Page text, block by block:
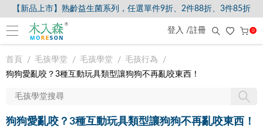
【新品上市】熟齡益生菌系列，任選單件9折、2件88折、3件85折
【8/5-8/9爸氣獻禮】全館滿$2000現折$200、滿$3000現折$300、滿
登入 /註冊 0
首頁 毛孩學堂 毛孩學堂
毛孩行為
狗狗愛亂咬？3種互動玩具類型讓狗狗不再亂咬東西！
狗狗愛亂咬？3種互動玩具類型讓狗狗不再亂咬東西！